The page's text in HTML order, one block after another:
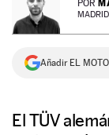
NEWSLETTER
SÍGUENOS
POR
Añadir EL
El TÜV